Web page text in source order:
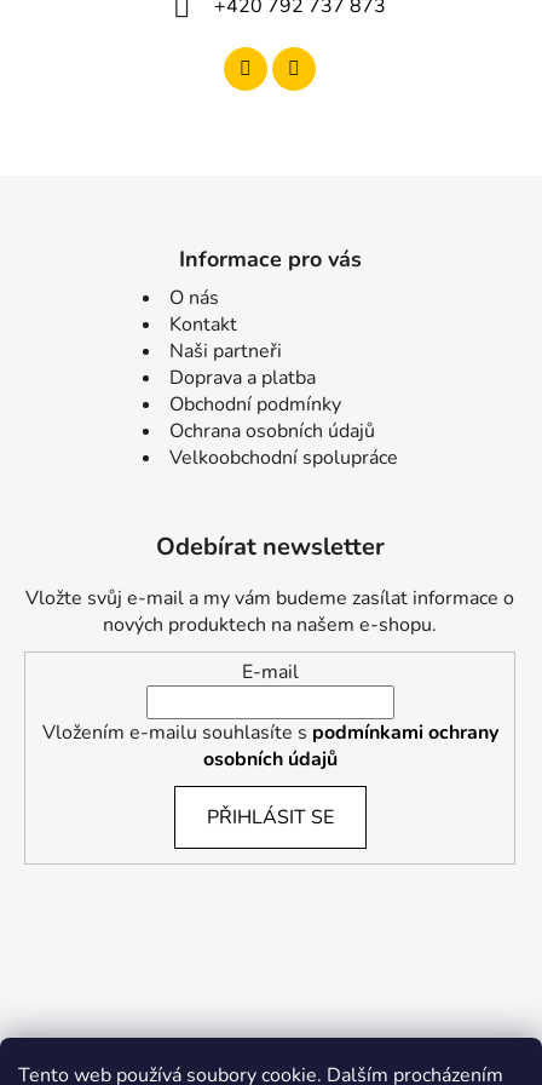
Tento web používá soubory cookie. Dalším procházením
+420 792 737 873
Informace pro vás
O nás
Kontakt
Naši partneři
Doprava a platba
Obchodní podmínky
Ochrana osobních údajů
Velkoobchodní spolupráce
Odebírat newsletter
Vložte svůj e-mail a my vám budeme zasílat informace o
nových produktech na našem e-shopu.
E-mail
Vložením e-mailu souhlasíte s podmínkami ochrany
osobních údajů
PŘIHLÁSIT SE